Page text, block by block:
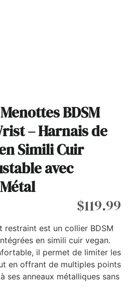
BDSM
– Harnais de
Simili Cuir
avec
$119.99
restraint est un collier BDSM
en simili cuir vegan.
il permet de limiter les
en offrant de multiples points
ses anneaux métalliques sans